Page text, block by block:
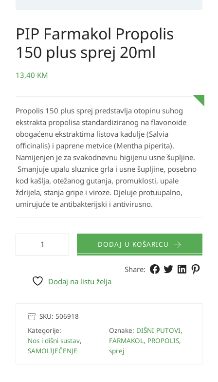
PIP Farmakol Propolis
150 plus sprej 20ml
13,40 KM
Propolis 150 plus sprej predstavlja otopinu suhog
ekstrakta propolisa standardiziranog na flavonoide
obogaćenu ekstraktima listova kadulje (Salvia
officinalis) i paprene metvice (Mentha piperita).
Namijenjen je za svakodnevnu higijenu usne šupljine.
Smanjuje upalu sluznice grla i usne šupljine, posebno
kod kašlja, otežanog gutanja, promuklosti, upale
ždrijela, stanja gripe i viroze. Djeluje protuupalno,
umirujuće te antibakterijski i antivirusno.
DODAJ U KOŠARICU
Share:
Dodaj na listu želja
SKU: 506918
Kategorije:
Nos i dišni sustav,
SAMOLIJEČENJE
Oznake: DIŠNI PUTOVI,
FARMAKOL, PROPOLIS,
sprej